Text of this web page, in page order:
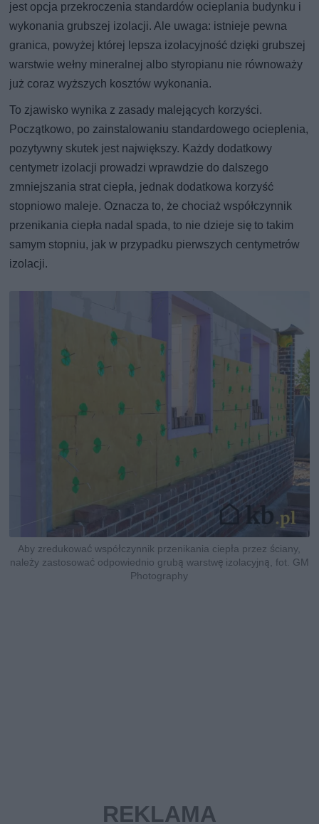
jest opcja przekroczenia standardów ocieplania budynku i
wykonania grubszej izolacji. Ale uwaga: istnieje pewna
granica, powyżej której lepsza izolacyjność dzięki grubszej
warstwie wełny mineralnej albo styropianu nie równoważy
już coraz wyższych kosztów wykonania.
To zjawisko wynika z zasady malejących korzyści.
Początkowo, po zainstalowaniu standardowego ocieplenia,
pozytywny skutek jest największy. Każdy dodatkowy
centymetr izolacji prowadzi wprawdzie do dalszego
zmniejszania strat ciepła, jednak dodatkowa korzyść
stopniowo maleje. Oznacza to, że chociaż współczynnik
przenikania ciepła nadal spada, to nie dzieje się to takim
samym stopniu, jak w przypadku pierwszych centymetrów
izolacji.
Aby zredukować współczynnik przenikania ciepła przez ściany,
należy zastosować odpowiednio grubą warstwę izolacyjną, fot. GM
Photography